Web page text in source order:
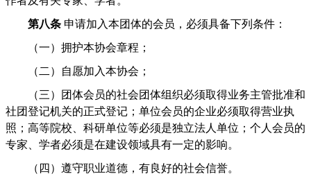
第八条 申请加入本团体的会员，必须具备下列条件：
（一）拥护本协会章程；
（二）自愿加入本协会；
（三）团体会员的社会团体组织必须取得业务主管批准和
社团登记机关的正式登记；单位会员的企业必须取得营业执
照；高等院校、科研单位等必须是独立法人单位；个人会员的
专家、学者必须是在建设领域具有一定的影响。
（四）遵守职业道德，有良好的社会信誉。